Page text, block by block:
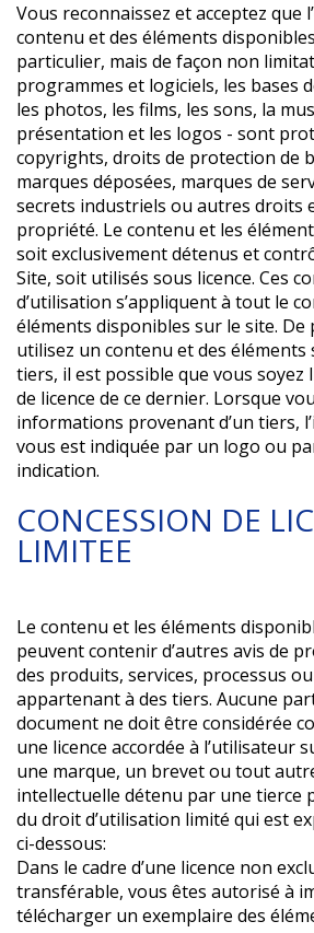
Vous reconnaissez et acceptez que
contenu et des éléments
particulier, mais de façon non
programmes et logiciels, les bases
les photos, les films, les sons, la
présentation et les logos - sont
copyrights, droits de protection de
marques déposées, marques de
secrets industriels ou autres droits
propriété. Le contenu et les
soit exclusivement détenus et
Site, soit utilisés sous licence. Ces
d’utilisation s’appliquent à tout le
éléments disponibles sur le site. De
utilisez un contenu et des éléments
tiers, il est possible que vous soyez
de licence de ce dernier. Lorsque
informations provenant d’un tiers,
vous est indiquée par un logo ou
indication.
CONCESSION DE
LIMITEE
Le contenu et les éléments
peuvent contenir d’autres avis de
des produits, services, processus
appartenant à des tiers. Aucune
document ne doit être considérée
une licence accordée à l’utilisateur
une marque, un brevet ou tout
intellectuelle détenu par une tierce
du droit d’utilisation limité qui est
ci-dessous:
Dans le cadre d’une licence non
transférable, vous êtes autorisé à
télécharger un exemplaire des